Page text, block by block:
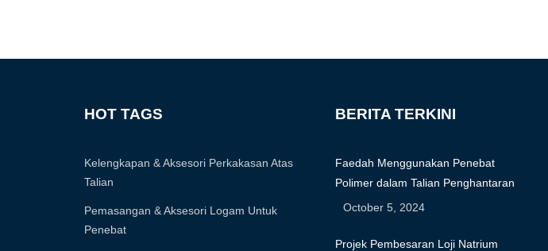
HOT TAGS
Kelengkapan & Aksesori Perkakasan Atas
Talian
Pemasangan & Aksesori Logam Untuk
Penebat
BERITA TERKINI
Faedah Menggunakan Penebat
Polimer dalam Talian Penghantaran
October 5, 2024
Projek Pembesaran Loji Natrium